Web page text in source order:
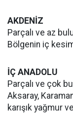
AKDENİZ
Parçalı ve az
Bölgenin iç
İÇ ANADOLU
Parçalı ve çok
Aksaray,
karışık yağmur